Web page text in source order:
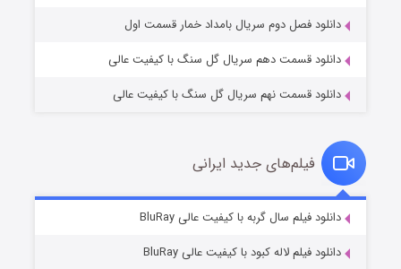
قسمت۶ (زیرنویس) منتشر شد
دانلود فصل دوم سریال بامداد خمار قسمت اول
دانلود قسمت دهم سریال گل سنگ با کیفیت عالی
دانلود قسمت نهم سریال گل سنگ با کیفیت عالی
فیلم‌های جدید ایرانی
دانلود فیلم سال گربه با کیفیت عالی BluRay
دانلود فیلم لاله کبود با کیفیت عالی BluRay